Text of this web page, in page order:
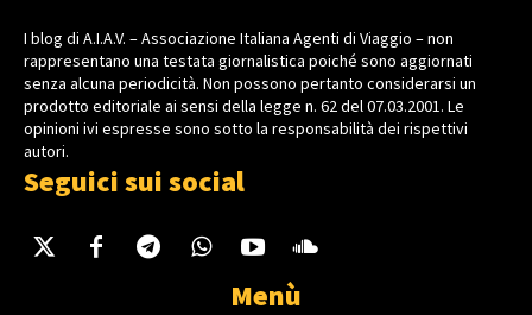
I blog di A.I.A.V. – Associazione Italiana Agenti di Viaggio – non
rappresentano una testata giornalistica poiché sono aggiornati
senza alcuna periodicità. Non possono pertanto considerarsi un
prodotto editoriale ai sensi della legge n. 62 del 07.03.2001. Le
opinioni ivi espresse sono sotto la responsabilità dei rispettivi
autori.
Seguici sui social
Menù